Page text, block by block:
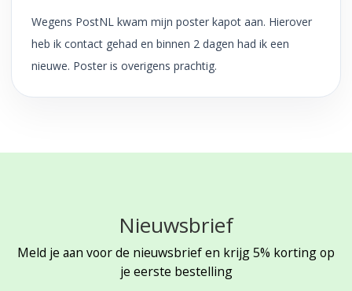
Wegens PostNL kwam mijn poster kapot aan. Hierover
heb ik contact gehad en binnen 2 dagen had ik een
nieuwe. Poster is overigens prachtig.
Nieuwsbrief
Meld je aan voor de nieuwsbrief en krijg 5% korting op
je eerste bestelling